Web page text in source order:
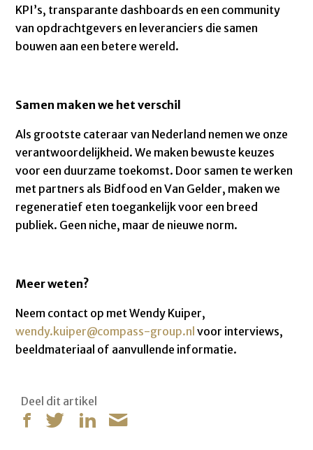
KPI’s, transparante dashboards en een community
van opdrachtgevers en leveranciers die samen
bouwen aan een betere wereld.
Samen maken we het verschil
Als grootste cateraar van Nederland nemen we onze
verantwoordelijkheid. We maken bewuste keuzes
voor een duurzame toekomst. Door samen te werken
met partners als Bidfood en Van Gelder, maken we
regeneratief eten toegankelijk voor een breed
publiek. Geen niche, maar de nieuwe norm.
Meer weten?
Neem contact op met Wendy Kuiper,
wendy.kuiper@compass-group.nl voor interviews,
beeldmateriaal of aanvullende informatie.
Deel dit artikel